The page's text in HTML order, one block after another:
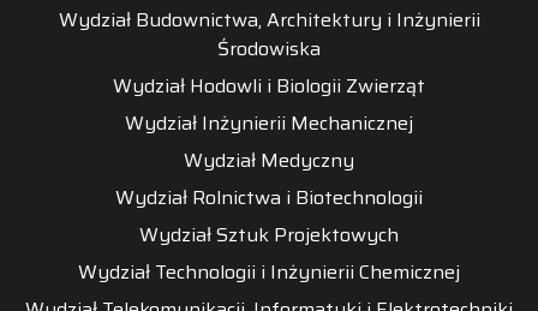
Wydział Budownictwa, Architektury i Inżynierii
Środowiska
Wydział Hodowli i Biologii Zwierząt
Wydział Inżynierii Mechanicznej
Wydział Medyczny
Wydział Rolnictwa i Biotechnologii
Wydział Sztuk Projektowych
Wydział Technologii i Inżynierii Chemicznej